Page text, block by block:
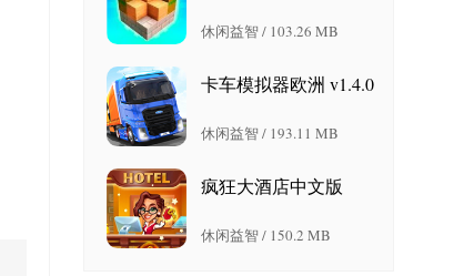
休闲益智 / 103.26 MB
卡车模拟器欧洲 v1.4.0
休闲益智 / 193.11 MB
疯狂大酒店中文版
休闲益智 / 150.2 MB